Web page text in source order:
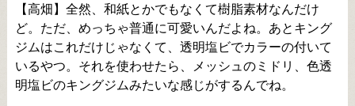
【高畑】全然、和紙とかでもなくて樹脂素材なんだけ
ど。ただ、めっちゃ普通に可愛いんだよね。あとキング
ジムはこれだけじゃなくて、透明塩ビでカラーの付いて
いるやつ。それを使わせたら、メッシュのミドリ、色透
明塩ビのキングジムみたいな感じがするんでね。